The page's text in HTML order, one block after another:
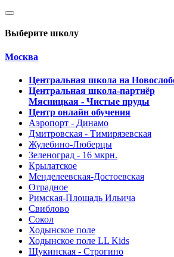
Выберите школу
Москва
Центральная школа на
Центральная школа-партнёр
Мясницкая - Чистые пруды
Центр онлайн обучения
Аэропорт - Динамо
Дмитровская - Тимирязевская
Жулебино-Люберцы
Зеленоград - 16 мкрн.
Крылатское
Менделеевская-Достоевская
Отрадное
Римская-Площадь Ильича
Свиблово
Сокол
Ходынское поле
Ходынское поле LL Kids
Щукинская - Строгино